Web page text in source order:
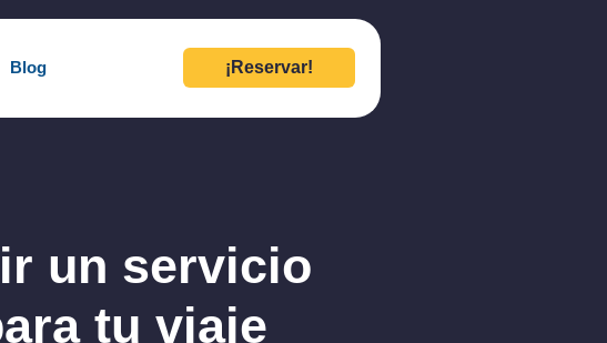
Blog ¡Reservar!
un servicio
tu viaje